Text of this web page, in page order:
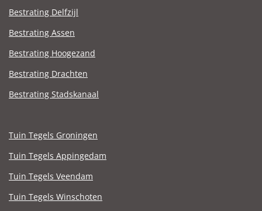
Bestrating Delfzijl
Bestrating Assen
Bestrating Hoogezand
Bestrating Drachten
Bestrating Stadskanaal
Tuin Tegels Groningen
Tuin Tegels Appingedam
Tuin Tegels Veendam
Tuin Tegels Winschoten